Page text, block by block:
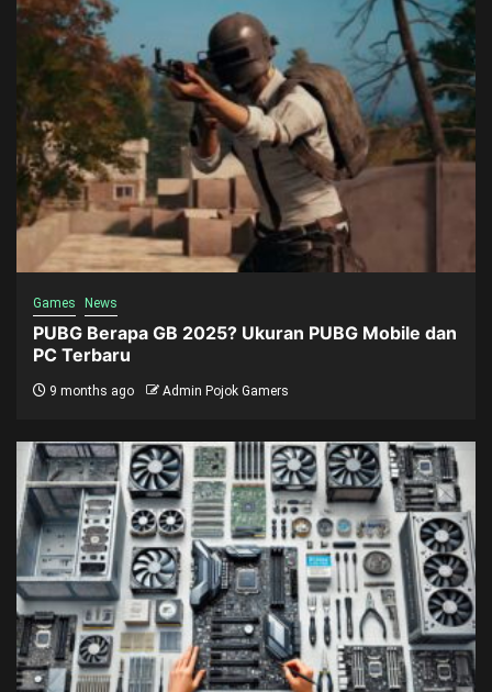
Games News
PUBG Berapa GB 2025? Ukuran PUBG Mobile dan
PC Terbaru
9 months ago Admin Pojok Gamers